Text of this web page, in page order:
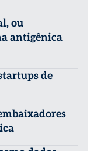
ou
antigênica
de